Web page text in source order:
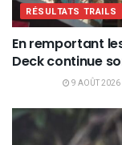
RÉSULTATS TRAILS
En remportant
Deck continue
9 AOÛT 2026